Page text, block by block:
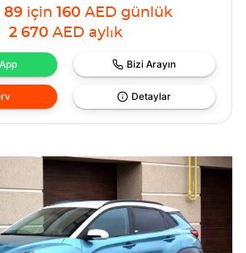
89 için 160 AED günlük
2 670 AED aylık
Bizi Arayın
Detaylar